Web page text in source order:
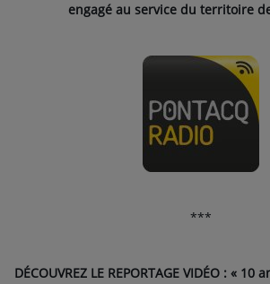
engagé au service du territoire
***
DÉCOUVREZ LE REPORTAGE VIDÉO : « 10